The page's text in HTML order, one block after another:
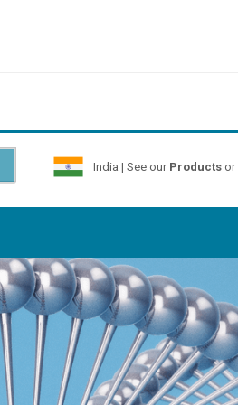
India | See our Productsor